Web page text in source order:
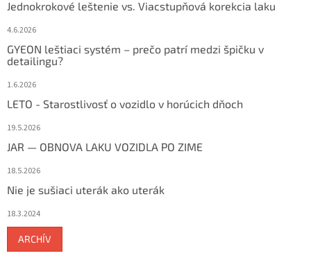
Jednokrokové leštenie vs. Viacstupňová korekcia laku
4.6.2026
GYEON leštiaci systém – prečo patrí medzi špičku v
detailingu?
1.6.2026
LETO - Starostlivosť o vozidlo v horúcich dňoch
19.5.2026
JAR — OBNOVA LAKU VOZIDLA PO ZIME
18.5.2026
Nie je sušiaci uterák ako uterák
18.3.2024
ARCHÍV